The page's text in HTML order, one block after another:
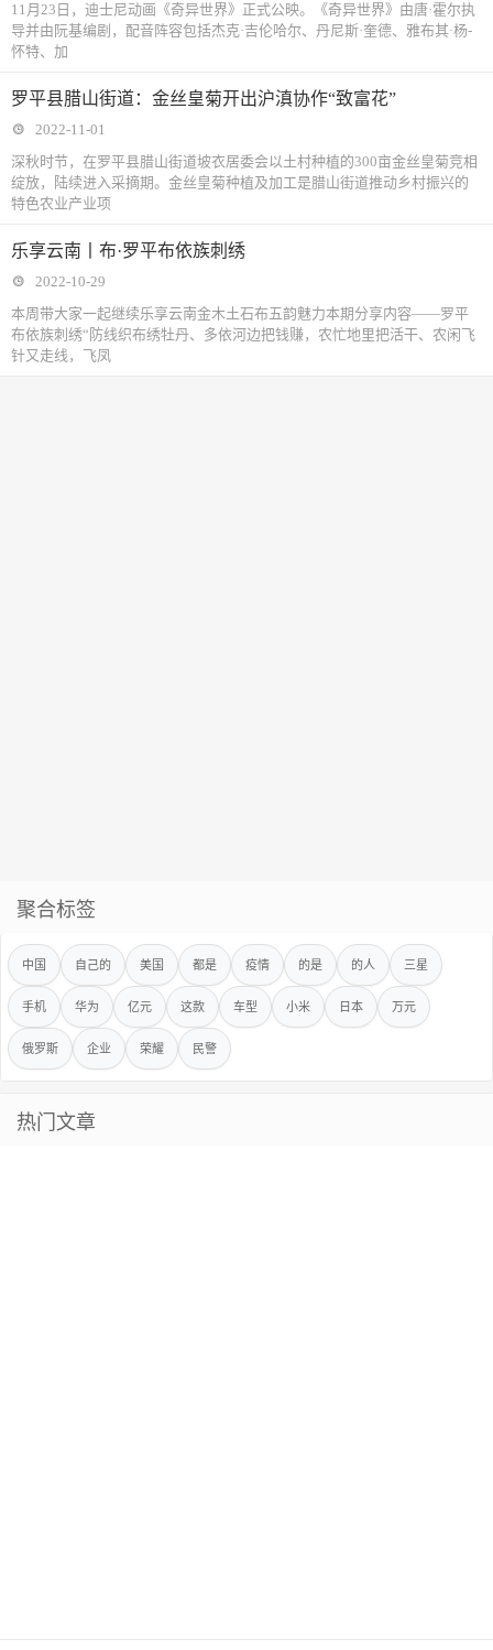
11月23日，迪士尼动画《奇异世界》正式公映。《奇异世界》由唐·霍尔执
导并由阮基编剧，配音阵容包括杰克·吉伦哈尔、丹尼斯·奎德、雅布其·杨-
怀特、加
罗平县腊山街道：金丝皇菊开出沪滇协作“致富花”
2022-11-01
深秋时节，在罗平县腊山街道坡衣居委会以土村种植的300亩金丝皇菊竞相
绽放，陆续进入采摘期。金丝皇菊种植及加工是腊山街道推动乡村振兴的
特色农业产业项
乐享云南丨布·罗平布依族刺绣
2022-10-29
本周带大家一起继续乐享云南金木土石布五韵魅力本期分享内容——罗平
布依族刺绣“防线织布绣牡丹、多依河边把钱赚，农忙地里把活干、农闲飞
针又走线，飞凤
聚合标签
中国 自己的 美国 都是 疫情 的是 的人 三星
手机 华为 亿元 这款 车型 小米 日本 万元
俄罗斯 企业 荣耀 民警
热门文章